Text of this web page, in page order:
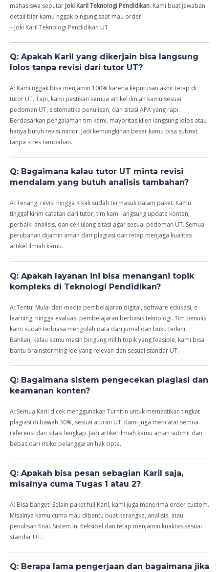
mahasiswa seputar Joki Karil Teknologi Pendidikan. Kami buat jawaban
detail biar kamu nggak bingung saat mau order.
– Joki Karil Teknologi Pendidikan UT
Q: Apakah Karil yang dikerjain bisa langsung
lolos tanpa revisi dari tutor UT?
A: Kami nggak bisa menjamin 100% karena keputusan akhir tetap di
tutor UT. Tapi, kami pastikan semua artikel ilmiah kamu sesuai
pedoman UT, sistematika penulisan, dan sitasi APA yang rapi.
Berdasarkan pengalaman tim kami, mayoritas klien langsung lolos atau
hanya butuh revisi minor. Jadi kemungkinan besar kamu bisa submit
tanpa stres tambahan.
Q: Bagaimana kalau tutor UT minta revisi
mendalam yang butuh analisis tambahan?
A: Tenang, revisi hingga 4 kali sudah termasuk dalam paket. Kamu
tinggal kirim catatan dari tutor, tim kami langsung update konten,
perbaiki analisis, dan cek ulang sitasi agar sesuai pedoman UT. Semua
perubahan dijamin aman dari plagiasi dan tetap menjaga kualitas
artikel ilmiah kamu.
Q: Apakah layanan ini bisa menangani topik
kompleks di Teknologi Pendidikan?
A: Tentu! Mulai dari media pembelajaran digital, software edukasi, e-
learning, hingga evaluasi pembelajaran berbasis teknologi. Tim penulis
kami sudah terbiasa mengolah data dari jurnal dan buku terkini.
Bahkan, kalau kamu masih bingung milih topik yang feasible, kami bisa
bantu brainstorming ide yang relevan dan sesuai standar UT.
Q: Bagaimana sistem pengecekan plagiasi dan
keamanan konten?
A: Semua Karil dicek menggunakan Turnitin untuk memastikan tingkat
plagiasi di bawah 30%, sesuai aturan UT. Kami juga mencatat semua
referensi dan sitasi lengkap. Jadi artikel ilmiah kamu aman submit dan
bebas dari risiko pelanggaran hak cipta.
Q: Apakah bisa pesan sebagian Karil saja,
misalnya cuma Tugas 1 atau 2?
A: Bisa banget! Selain paket full Karil, kami juga menerima order custom.
Misalnya kamu cuma mau dibantu buat kerangka, analisis, atau
penulisan final. Sistem ini fleksibel dan tetap menjamin kualitas sesuai
standar UT.
Q: Berapa lama pengerjaan dan bagaimana jika